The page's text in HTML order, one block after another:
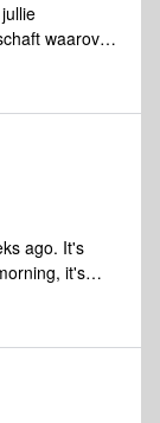
waarover
waardeloos!
ochtend
te vinden ? Ik
nou niet
en
ago. It's
it's
it back on
after a few
the